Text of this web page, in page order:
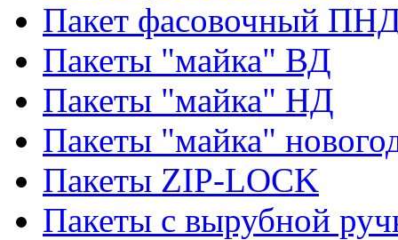
Пакет фасовочный
Пакеты "майка" ВД
Пакеты "майка" НД
Пакеты "майка"
Пакеты ZIP-LOCK
Пакеты с вырубной